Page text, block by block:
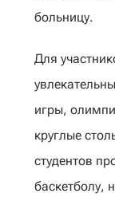
больницу.
Для
игры,
круглые
студентов
баскетболу,